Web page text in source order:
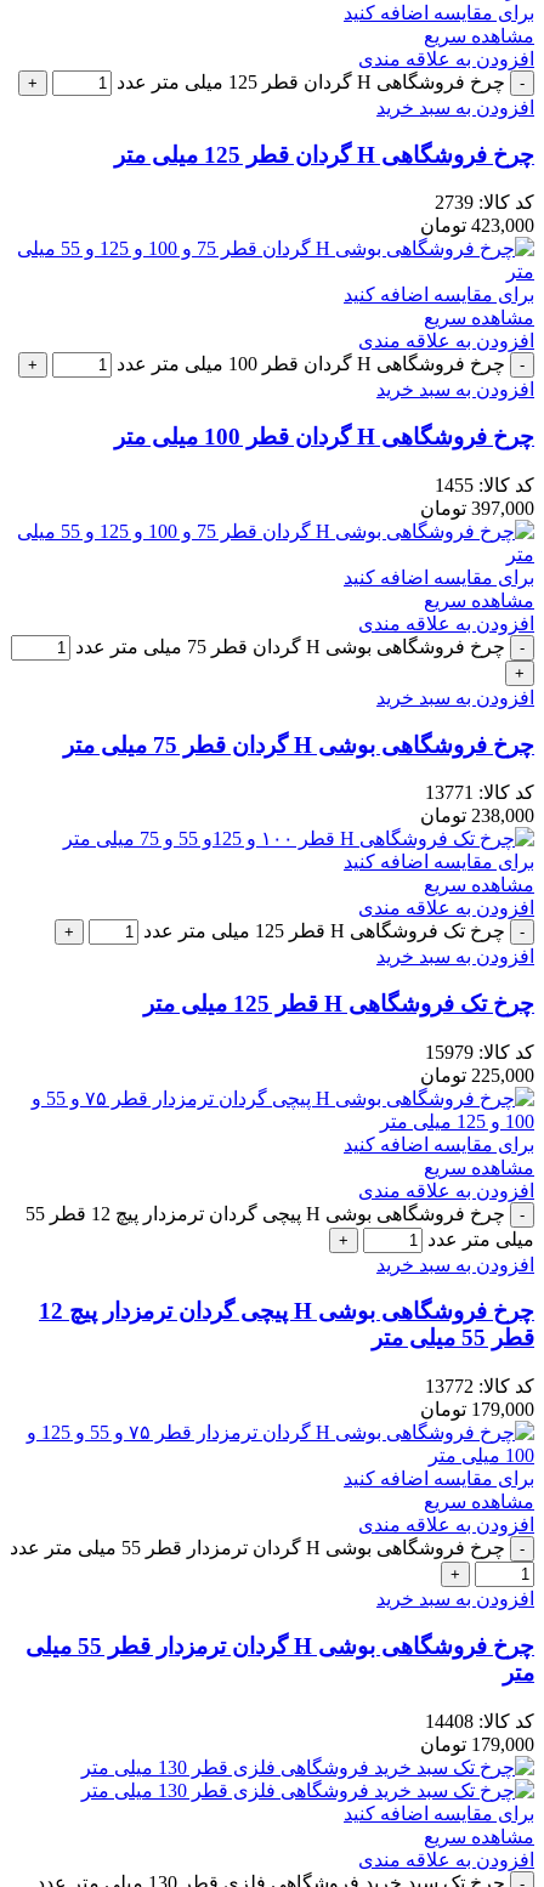
برای مقایسه اضافه کنید
مشاهده سریع
افزودن به علاقه مندی
چرخ فروشگاهی H گردان قطر 125 میلی متر عدد
افزودن به سبد خرید
چرخ فروشگاهی H گردان قطر 125 میلی متر
کد کالا: 2739
423,000 تومان
برای مقایسه اضافه کنید
مشاهده سریع
افزودن به علاقه مندی
چرخ فروشگاهی H گردان قطر 100 میلی متر عدد
افزودن به سبد خرید
چرخ فروشگاهی H گردان قطر 100 میلی متر
کد کالا: 1455
397,000 تومان
برای مقایسه اضافه کنید
مشاهده سریع
افزودن به علاقه مندی
چرخ فروشگاهی بوشی H گردان قطر 75 میلی متر عدد
افزودن به سبد خرید
چرخ فروشگاهی بوشی H گردان قطر 75 میلی متر
کد کالا: 13771
238,000 تومان
برای مقایسه اضافه کنید
مشاهده سریع
افزودن به علاقه مندی
چرخ تک فروشگاهی H قطر 125 میلی متر عدد
افزودن به سبد خرید
چرخ تک فروشگاهی H قطر 125 میلی متر
کد کالا: 15979
225,000 تومان
برای مقایسه اضافه کنید
مشاهده سریع
افزودن به علاقه مندی
چرخ فروشگاهی بوشی H پیچی گردان ترمزدار پیچ 12 قطر 55
میلی متر عدد
افزودن به سبد خرید
چرخ فروشگاهی بوشی H پیچی گردان ترمزدار پیچ 12
قطر 55 میلی متر
کد کالا: 13772
179,000 تومان
برای مقایسه اضافه کنید
مشاهده سریع
افزودن به علاقه مندی
چرخ فروشگاهی بوشی H گردان ترمزدار قطر 55 میلی متر عدد
افزودن به سبد خرید
چرخ فروشگاهی بوشی H گردان ترمزدار قطر 55 میلی
متر
کد کالا: 14408
179,000 تومان
برای مقایسه اضافه کنید
مشاهده سریع
افزودن به علاقه مندی
چرخ تک سبد خرید فروشگاهی فلزی قطر 130 میلی متر عدد